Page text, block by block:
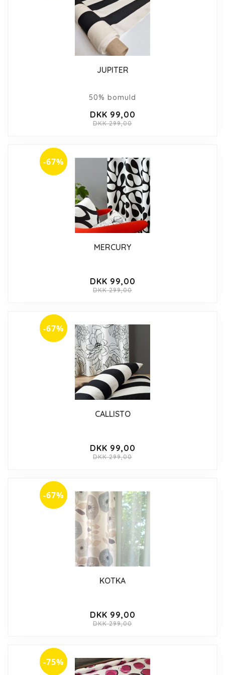
JUPITER
50% bomuld
DKK 99,00
DKK 299,00
-67%
MERCURY
DKK 99,00
DKK 299,00
-67%
CALLISTO
DKK 99,00
DKK 299,00
-67%
KOTKA
DKK 99,00
DKK 299,00
-75%